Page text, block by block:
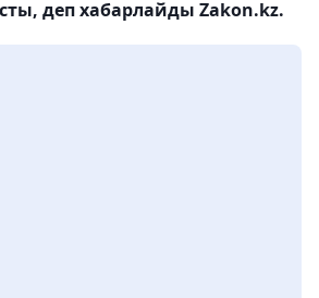
деп хабарлайды Zakon.kz.